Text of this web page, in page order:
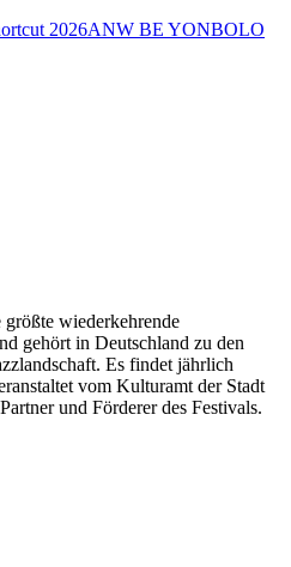
2026ANW BE YONBOLO
wiederkehrende
gehört in Deutschland zu den
Es findet jährlich
vom Kulturamt der Stadt
und Förderer des Festivals.